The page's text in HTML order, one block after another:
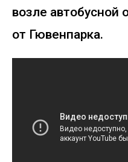
возле автобусной
от Гювенпарка.